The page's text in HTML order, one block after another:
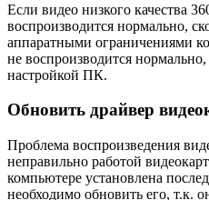
Если видео низкого качества
воспроизводится нормально,
аппаратными ограничениями
не воспроизводится
настройкой ПК.
Обновить драйвер
Проблема воспроизведения
неправильно работой
компьютере установлена
необходимо обновить его, т.к.